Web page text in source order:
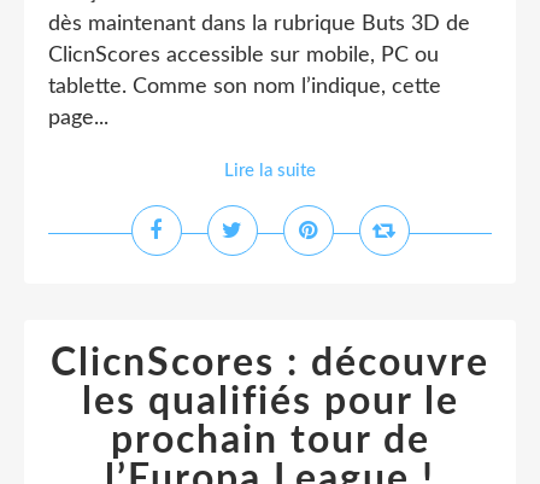
dès maintenant dans la rubrique Buts 3D de
ClicnScores accessible sur mobile, PC ou
tablette. Comme son nom l’indique, cette
page...
Lire la suite
ClicnScores : découvre
les qualifiés pour le
prochain tour de